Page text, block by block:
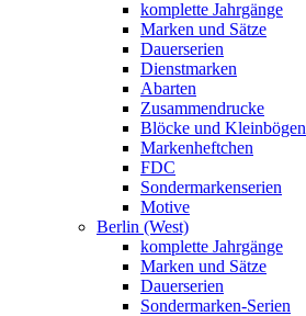
komplette Jahrgänge
Marken und Sätze
Dauerserien
Dienstmarken
Abarten
Zusammendrucke
Blöcke und Kleinbögen
Markenheftchen
FDC
Sondermarkenserien
Motive
Berlin (West)
komplette Jahrgänge
Marken und Sätze
Dauerserien
Sondermarken-Serien